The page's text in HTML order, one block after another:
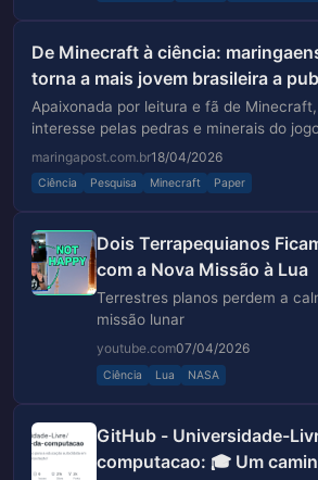
De Minecraft à ciência:
torna a mais jovem brasileira a
científico
Apaixonada por leitura e fã de
interesse pelas pedras e minerais do
de verdade
maringapost.com.br18/04/2026
Ciência Pesquisa Minecraft Paper
Dois Terrapequianos
com a Nova Missão à Lua
Terrestres planos perdem a
missão lunar
youtube.com07/04/2026
Ciência Lua NASA
GitHub - Universidade-
computacao: 🎓 Um